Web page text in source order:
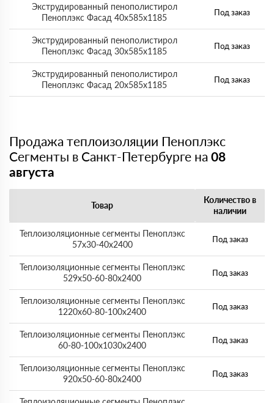
Экструдированный пенополистирол
Пеноплэкс Фасад 40х585х1185
Под заказ
Экструдированный пенополистирол
Пеноплэкс Фасад 30х585х1185
Под заказ
Экструдированный пенополистирол
Пеноплэкс Фасад 20х585х1185
Под заказ
Продажа теплоизоляции Пеноплэкс
Сегменты в Санкт-Петербурге на 08
августа
Товар
Количество в
наличии
Теплоизоляционные сегменты Пеноплэкс
57x30-40х2400
Под заказ
Теплоизоляционные сегменты Пеноплэкс
529x50-60-80х2400
Под заказ
Теплоизоляционные сегменты Пеноплэкс
1220x60-80-100х2400
Под заказ
Теплоизоляционные сегменты Пеноплэкс
60-80-100x1030х2400
Под заказ
Теплоизоляционные сегменты Пеноплэкс
920x50-60-80х2400
Под заказ